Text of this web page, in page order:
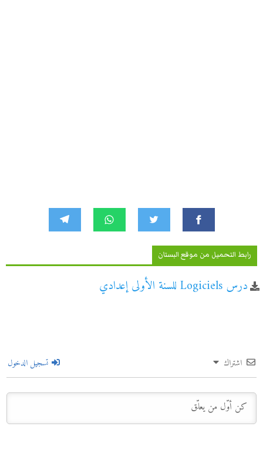
رابط التحميل من موقع البستان
درس Logiciels للسنة الأولى إعدادي
اشتراك تسجيل الدخول